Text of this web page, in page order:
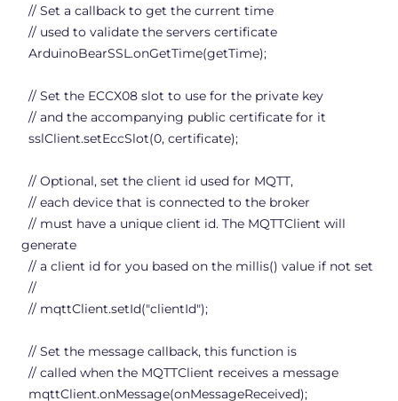
// Set a callback to get the current time
// used to validate the servers certificate
ArduinoBearSSL.onGetTime(getTime);
// Set the ECCX08 slot to use for the private key
// and the accompanying public certificate for it
sslClient.setEccSlot(0, certificate);
// Optional, set the client id used for MQTT,
// each device that is connected to the broker
// must have a unique client id. The MQTTClient will
generate
// a client id for you based on the millis() value if not set
//
// mqttClient.setId("clientId");
// Set the message callback, this function is
// called when the MQTTClient receives a message
mqttClient.onMessage(onMessageReceived);